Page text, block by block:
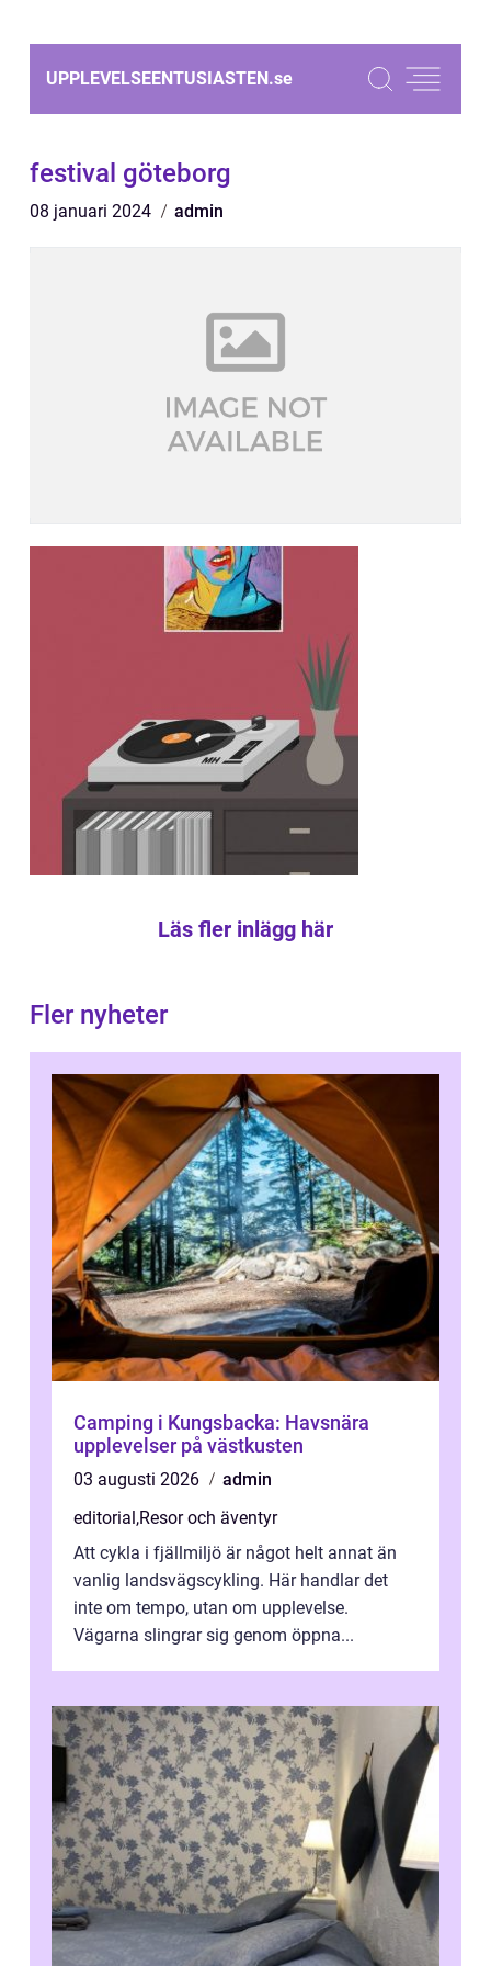
UPPLEVELSEENTUSIASTEN.se
festival göteborg
08 januari 2024 admin
Läs fler inlägg här
Fler nyheter
Camping i Kungsbacka: Havsnära
upplevelser på västkusten
03 augusti 2026
admin
editorial,Resor och äventyr
Att cykla i fjällmiljö är något helt annat än
vanlig landsvägscykling. Här handlar det
inte om tempo, utan om upplevelse.
Vägarna slingrar sig genom öppna...